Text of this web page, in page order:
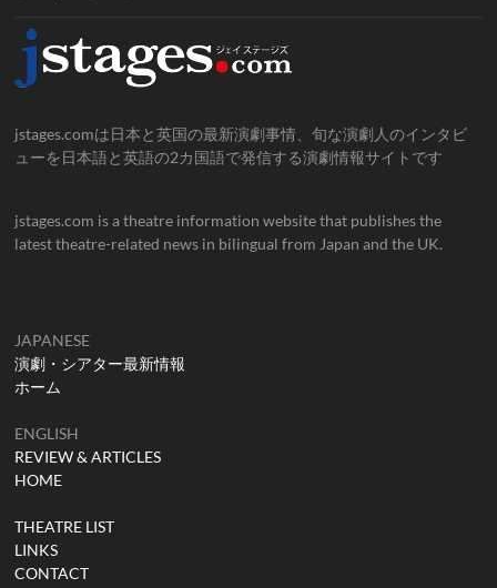
jstages.comは日本と英国の最新演劇事情、旬な演劇人のインタビ
ューを日本語と英語の2カ国語で発信する演劇情報サイトです
jstages.com is a theatre information website that publishes the
latest theatre-related news in bilingual from Japan and the UK.
JAPANESE
演劇・シアター最新情報
ホーム
ENGLISH
REVIEW & ARTICLES
HOME
THEATRE LIST
LINKS
CONTACT